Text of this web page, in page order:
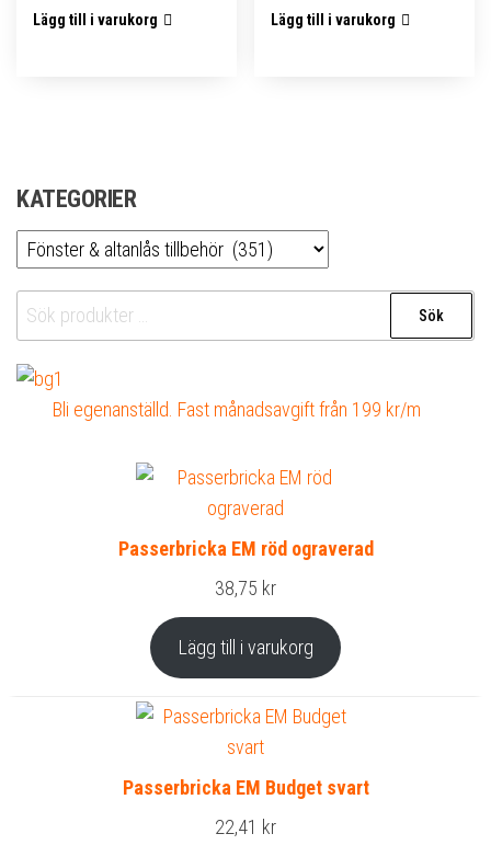
Lägg till i varukorg Lägg till i varukorg
KATEGORIER
Sök
efter:
Sök
Bli egenanställd. Fast månadsavgift från 199 kr/m
Passerbricka EM röd ograverad
38,75 kr
Lägg till i varukorg
Passerbricka EM Budget svart
22,41 kr